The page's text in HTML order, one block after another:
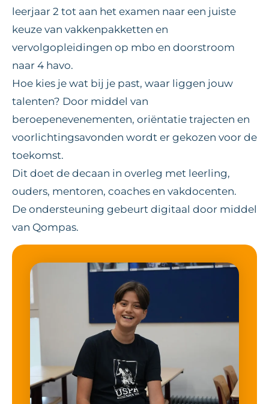
leerjaar 2 tot aan het examen naar een juiste
keuze van vakkenpakketten en
vervolgopleidingen op mbo en doorstroom
naar 4 havo.
Hoe kies je wat bij je past, waar liggen jouw
talenten? Door middel van
beroepenevenementen, oriëntatie trajecten en
voorlichtingsavonden wordt er gekozen voor de
toekomst.
Dit doet de decaan in overleg met leerling,
ouders, mentoren, coaches en vakdocenten.
De ondersteuning gebeurt digitaal door middel
van Qompas.